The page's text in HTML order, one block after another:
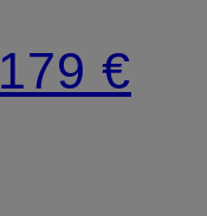
179 €